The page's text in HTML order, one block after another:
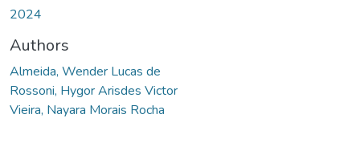
2024
Authors
Almeida, Wender Lucas de
Rossoni, Hygor Arisdes Victor
Vieira, Nayara Morais Rocha